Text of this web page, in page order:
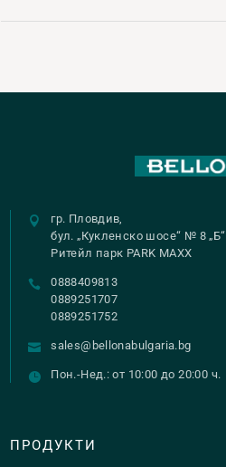
гр. Пловдив,
бул. „Кукленско шосе“ № 8 „Б“
Ритейл парк PARK MAXX
0888409813
0889251707
0889251752
sales@bellonabulgaria.bg
Пон.-Нед.: от 10:00 до 20:00 ч.
ПРОДУКТИ